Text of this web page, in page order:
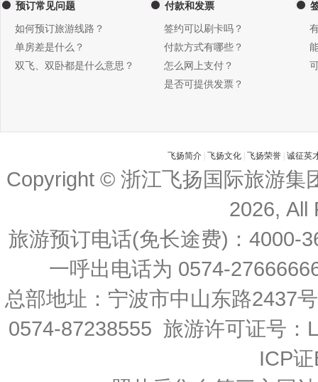
预订常见问题
如何预订旅游线路？
单房差是什么？
双飞、双卧都是什么意思？
付款和发票
签约可以刷卡吗？
付款方式有哪些？
怎么网上支付？
是否可提供发票？
飞扬简介 飞扬文化 飞扬荣誉 诚征英
Copyright © 浙江飞扬国际旅游集
2026, All
旅游预订电话(免长途费)：4000-
一呼出电话为 0574-
总部地址：宁波市中山东路2437
0574-87238555 旅游许可证号
ICP